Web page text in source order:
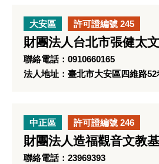
大安區 許可證編號 245
財團法人台北市張健太
聯絡電話：0910660165
法人地址：臺北市大安區四維路52
中正區 許可證編號 246
財團法人造福觀音文教
聯絡電話：23969393